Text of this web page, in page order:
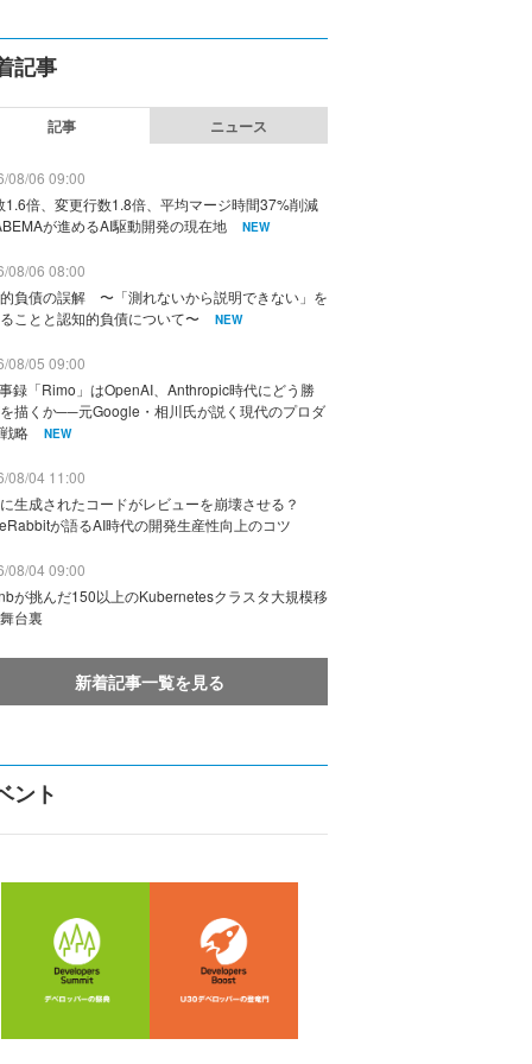
記事
記事 ニュース
08/06 09:00
1.6倍、変更行数1.8倍、平均マージ時間37%削減
が進めるAI駆動開発の現在地
NEW
08/06 08:00
負債の誤解 〜「測れないから説明できない」を
ことと認知的負債について〜
NEW
08/05 09:00
録「Rimo」はOpenAI、Anthropic時代にどう勝
描くか──元Google・相川氏が説く現代のプロダ
略
NEW
08/04 11:00
生成されたコードがレビューを崩壊させる？
が語るAI時代の開発生産性向上のコツ
08/04 09:00
が挑んだ150以上のKubernetesクラスタ大規模移
台裏
新着記事一覧を見る
ント